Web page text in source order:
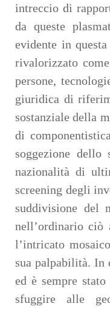
intreccio di
da queste
evidente in
rivalorizzato
persone,
giuridica di
sostanziale della
di
soggezione
nazionalità di
screening degli
suddivisione del
nell’ordinario ciò
l’intricato
sua palpabilità. In
ed è sempre
sfuggire alle